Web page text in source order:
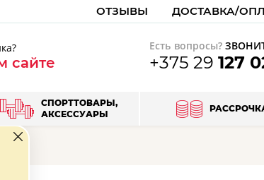
ОТЗЫВЫ ДОСТАВКА/
сайте
Есть вопросы?
+375 29127
СПОРТТОВАРЫ,
АКСЕССУАРЫ